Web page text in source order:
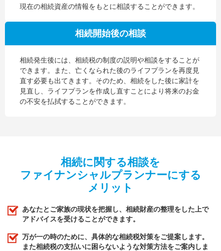
現在の相続資産の情報をもとに相談することができます。
相続開始後の相談
相続発生後には、相続税の制度の説明や相談をすることが
できます。また、亡くなられた後のライフプランを再度見
直す必要も出てきます。そのため、相続をした後に家計を
見直し、ライフプランを作成し直すことにより将来のお金
の不安を払拭することができます。
相続に関する相談を
ファイナンシャルプランナーにする
メリット
あなたとご家族の現状を把握し、相続財産の整理をした上で
アドバイスを受けることができます。
万が一の時のために、具体的な相続税対策をご提案します。
また相続税の支払いに困らないような対策方法をご案内しま